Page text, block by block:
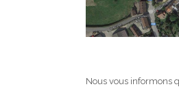
Nous vous informons